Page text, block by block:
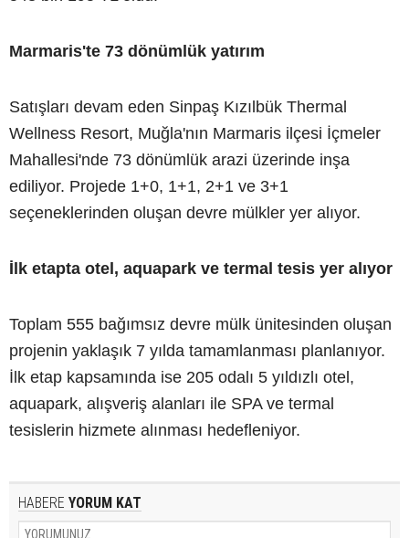
Marmaris'te 73 dönümlük yatırım
Satışları devam eden Sinpaş Kızılbük Thermal
Wellness Resort, Muğla'nın Marmaris ilçesi İçmeler
Mahallesi'nde 73 dönümlük arazi üzerinde inşa
ediliyor. Projede 1+0, 1+1, 2+1 ve 3+1
seçeneklerinden oluşan devre mülkler yer alıyor.
İlk etapta otel, aquapark ve termal tesis yer alıyor
Toplam 555 bağımsız devre mülk ünitesinden oluşan
projenin yaklaşık 7 yılda tamamlanması planlanıyor.
İlk etap kapsamında ise 205 odalı 5 yıldızlı otel,
aquapark, alışveriş alanları ile SPA ve termal
tesislerin hizmete alınması hedefleniyor.
HABERE YORUM KAT